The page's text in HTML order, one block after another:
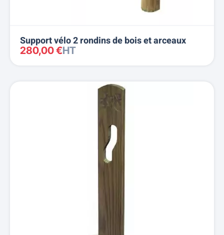
Support vélo 2 rondins de bois et arceaux
280,00 €HT